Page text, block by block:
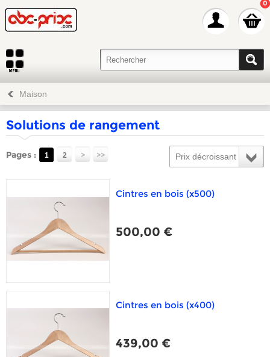
0
Maison
Solutions de rangement
Prix décroissant
Pages : 1 2 > >>
Cintres en bois (x500)
500,00 €
Cintres en bois (x400)
439,00 €